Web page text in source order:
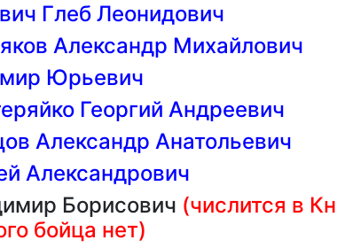
Глеб Леонидович
Александр Михайлович
Юрьевич
Георгий Андреевич
Александр Анатольевич
Александрович
Борисович (числится в
бойца нет)